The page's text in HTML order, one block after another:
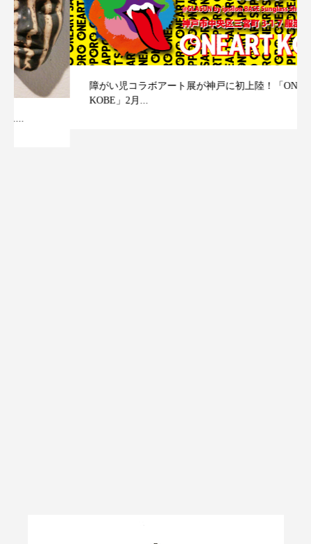
障がい児コラボアート展が神戸に初上陸！「ONEART
KOBE」2月...